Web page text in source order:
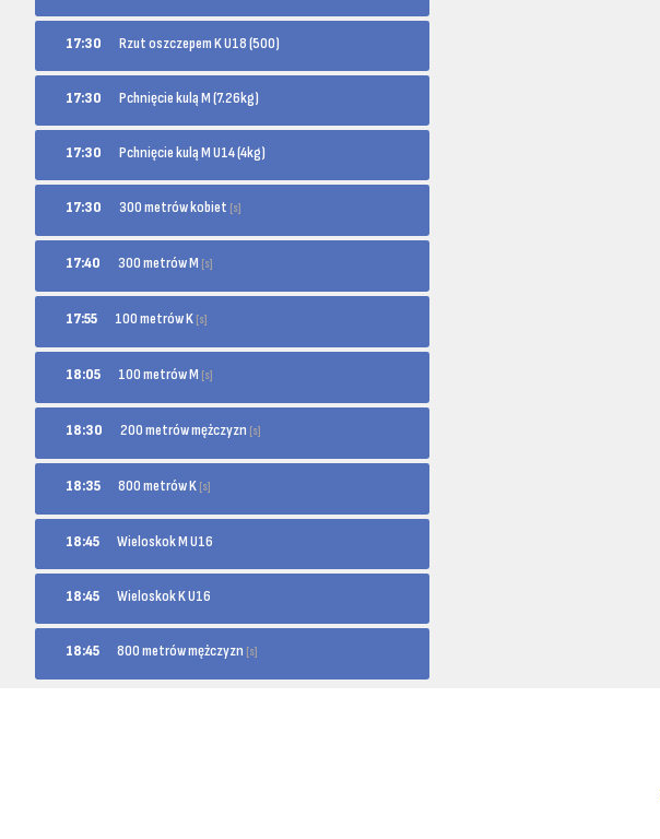
17:30 Rzut oszczepem K U18 (500)
17:30 Pchnięcie kulą M (7.26kg)
17:30 Pchnięcie kulą M U14 (4kg)
17:30 300 metrów kobiet [s]
17:40 300 metrów M [s]
17:55 100 metrów K [s]
18:05 100 metrów M [s]
18:30 200 metrów mężczyzn [s]
18:35 800 metrów K [s]
18:45 Wieloskok M U16
18:45 Wieloskok K U16
18:45 800 metrów mężczyzn [s]